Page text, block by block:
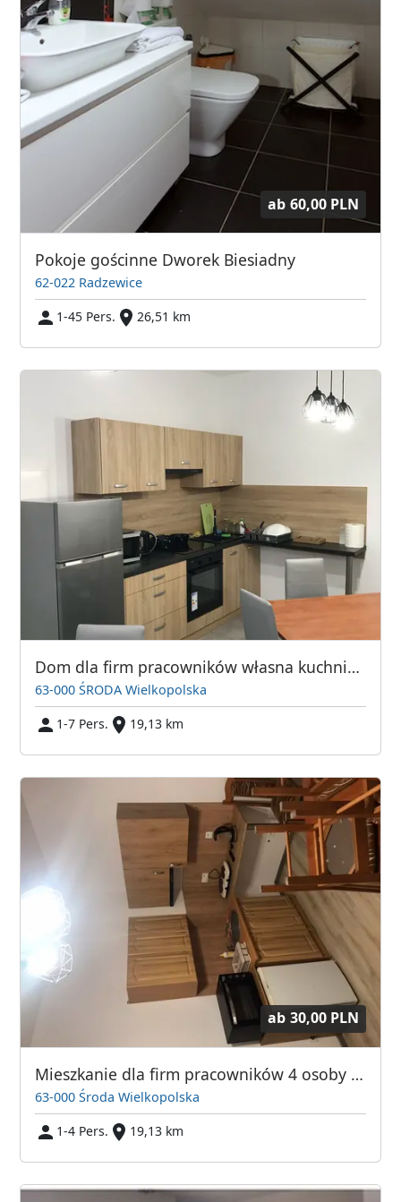
ab 60,00 PLN
Pokoje gościnne Dworek Biesiadny
62-022 Radzewice
1-45 Pers.
26,51 km
Dom dla firm pracowników własna kuchnia łazienka
63-000 ŚRODA Wielkopolska
1-7 Pers.
19,13 km
ab 30,00 PLN
Mieszkanie dla firm pracowników 4 osoby Noclegi
63-000 Środa Wielkopolska
1-4 Pers.
19,13 km